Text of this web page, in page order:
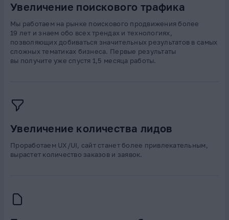
Увеличение поискового трафика
Мы работаем на рынке поискового продвижения более
19 лет и знаем обо всех трендах и технологиях,
позволяющих добиваться значительных результатов в самых
сложных тематиках бизнеса. Первые результаты
вы получите уже спустя 1,5 месяца работы.
Увеличение количества лидов
Проработаем UX/UI, сайт станет более привлекательным,
вырастет количество заказов и заявок.